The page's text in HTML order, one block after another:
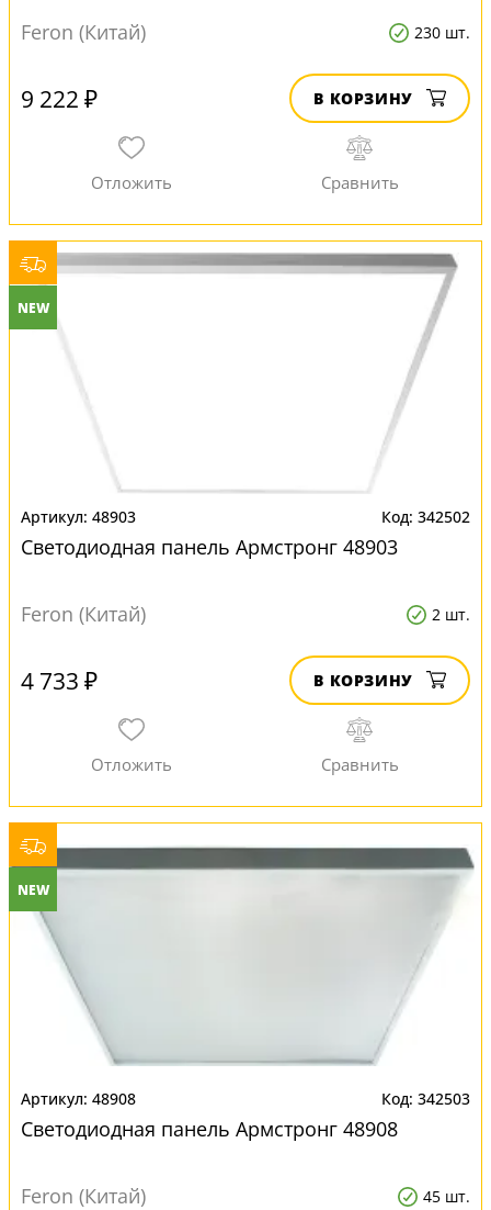
Feron (Китай) 230 шт.
9 222 ₽ В КОРЗИНУ
NEW
48903 342502
Светодиодная панель Армстронг 48903
Feron (Китай) 2 шт.
4 733 ₽ В КОРЗИНУ
NEW
48908 342503
Светодиодная панель Армстронг 48908
Feron (Китай) 45 шт.